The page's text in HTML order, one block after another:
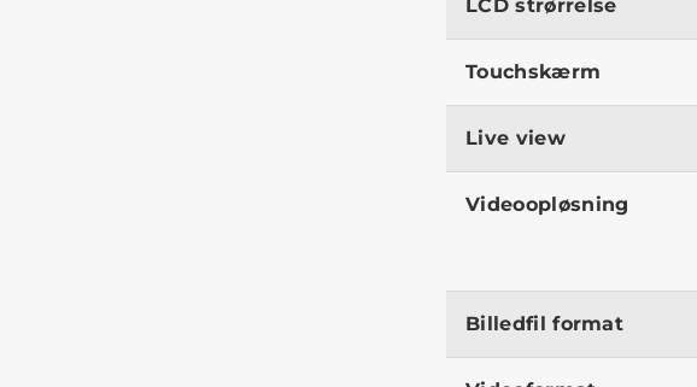
LCD strørrelse
Touchskærm
Live view
Videoopløsning
Billedfil format